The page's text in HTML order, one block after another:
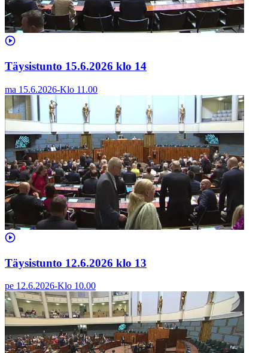
Täysistunto 15.6.2026 klo 14
ma 15.6.2026-Klo 11.00
Täysistunto 12.6.2026 klo 13
pe 12.6.2026-Klo 10.00